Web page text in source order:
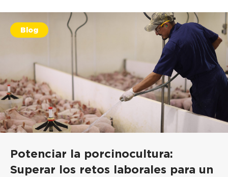
Blog
Potenciar la porcinocultura:
Superar los retos laborales para un